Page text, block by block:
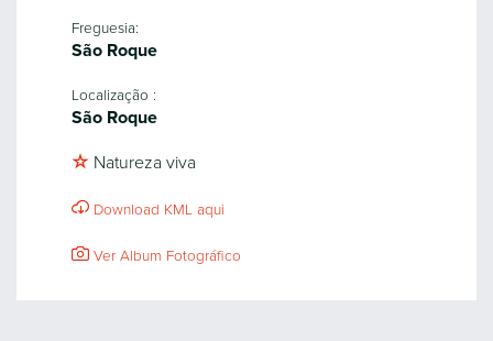
Freguesia:
São Roque
Localização :
São Roque
Natureza viva
Download KML aqui
Ver Album Fotográfico